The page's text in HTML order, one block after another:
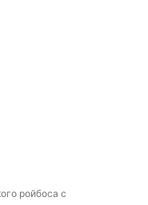
ройбоса с